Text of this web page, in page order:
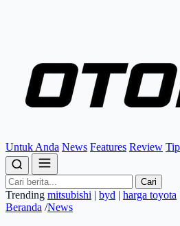
Untuk Anda News Features Review
Cari
Trending mitsubishi | byd | harga toyota
Beranda /News